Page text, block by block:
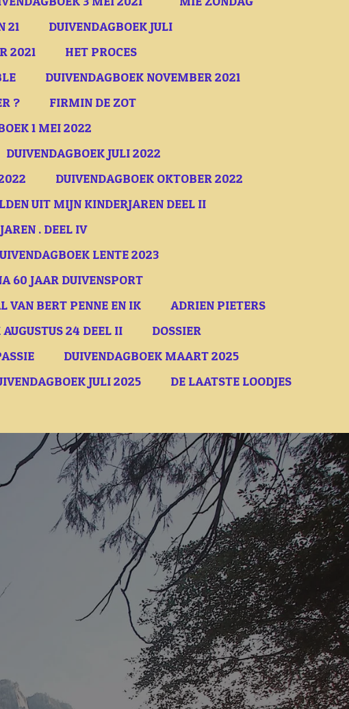
21
DUIVENDAGBOEK JULI
2021
HET PROCES
DUIVENDAGBOEK NOVEMBER 2021
?
FIRMIN DE ZOT
1 MEI 2022
DUIVENDAGBOEK JULI 2022
DUIVENDAGBOEK OKTOBER 2022
UIT MIJN KINDERJAREN DEEL II
. DEEL IV
LENTE 2023
60 JAAR DUIVENSPORT
VAN BERT PENNE EN IK
ADRIEN PIETERS
24 DEEL II
DOSSIER
DUIVENDAGBOEK MAART 2025
JULI 2025
DE LAATSTE LOODJES